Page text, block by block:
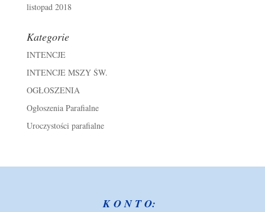
listopad 2018
Kategorie
INTENCJE
INTENCJE MSZY ŚW.
OGŁOSZENIA
Ogłoszenia Parafialne
Uroczystości parafialne
K O N T O: